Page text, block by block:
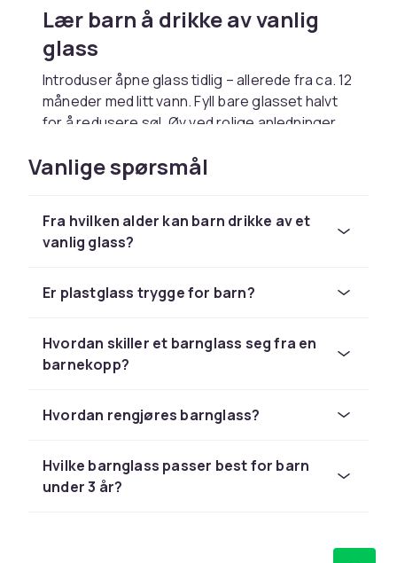
Lær barn å drikke av vanlig
glass
Introduser åpne glass tidlig – allerede fra ca. 12
måneder med litt vann. Fyll bare glasset halvt
for å redusere søl. Øv ved rolige anledninger
Stell og rengjøring
Barnglass av tritan eller stål er lette å rengjøre
og oftest oppvaskmaskinssikre. Stålglass
forblir hygieniske lenge. Kontroller jevnlig at
miljøaspekter
Rustfritt stål er det mest holdbare og
også et godt valg som holder lenge. Unngå
mange år.
Vanlige spørsmål
Fra hvilken alder kan barn drikke av et
vanlig glass?
Er plastglass trygge for barn?
Hvordan skiller et barnglass seg fra en
barnekopp?
Hvordan rengjøres barnglass?
Hvilke barnglass passer best for barn
under 3 år?